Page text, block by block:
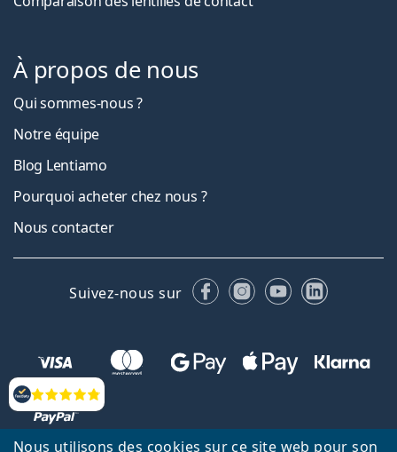
Nous utilisons des cookies sur ce site web pour son
Évaluation
À propos de nous
Qui sommes-nous ?
Notre équipe
Blog Lentiamo
Pourquoi acheter chez nous ?
Nous contacter
Suivez-nous sur FacebookInstagram
YouTubeLinkedIn